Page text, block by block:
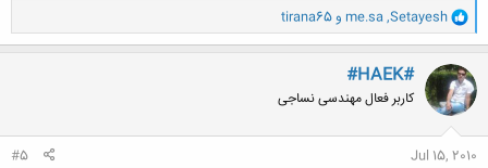
و
ا
ک
ن
ش
ه
ا
Setayesh
,
me.sa وtirana65
#HAEK#
کاربر فعال مهندسی نساجی
Jul 15, 2010
#5